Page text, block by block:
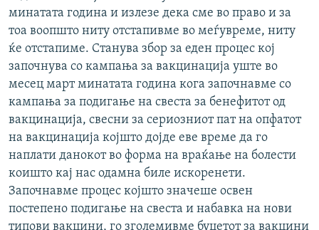
минатата година и излезе дека сме во правo и за
тоа воопшто ниту отстапивме во меѓувреме, ниту
ќе отстапиме. Станува збор за еден процес кој
започнува со кампања за вакцинација уште во
месец март минатата година кога започнавме со
кампања за подигање на свеста за бенефитот од
вакцинација, свесни за сериозниот пат на опфатот
на вакцинација којшто дојде еве време да го
наплати данокот во форма на враќање на болести
коишто кај нас одамна биле искоренети.
Започнавме процес којшто значеше освен
постепено подигање на свеста и набавка на нови
типови вакцини, го зголемивме буџетот за вакцини